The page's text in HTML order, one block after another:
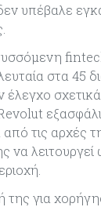
υπέβαλε
στα 45
έλεγχο
τις αρχές
να
της για